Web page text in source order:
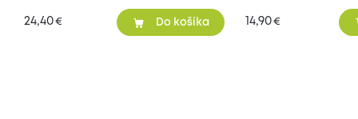
24,40€ Do košíka 14,90€